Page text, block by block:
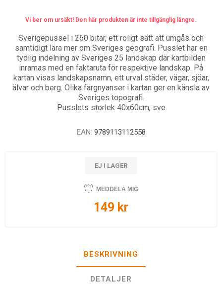
Vi ber om ursäkt! Den här produkten är inte tillgänglig längre.
Sverigepussel i 260 bitar, ett roligt sätt att umgås och
samtidigt lära mer om Sveriges geografi. Pusslet har en
tydlig indelning av Sveriges 25 landskap där kartbilden
inramas med en faktaruta för respektive landskap. På
kartan visas landskapsnamn, ett urval städer, vägar, sjöar,
älvar och berg. Olika färgnyanser i kartan ger en känsla av
Sveriges topografi.
Pusslets storlek 40x60cm, sve
EAN: 9789113112558
EJ I LAGER
MEDDELA MIG
149 kr
BESKRIVNING
DETALJER